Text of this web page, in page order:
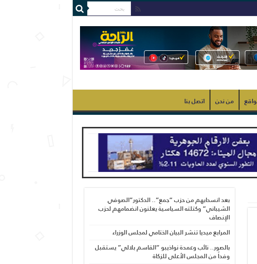
من نحن اتصل بنا
بعد انسحابهم من حزب “جمع”.. الدكتور”الصوفي
الشيباني” وكتلته السياسية يعلنون انضمامهم لحزب
الإنصاف
المرابع ميديا تنشر البيان الختامي لمجلس الوزراء
بالصور.. نائب وعمدة نواذيبو “القاسم بلالي” يستقبل
وفداً من المجلس الأعلى للزكاة